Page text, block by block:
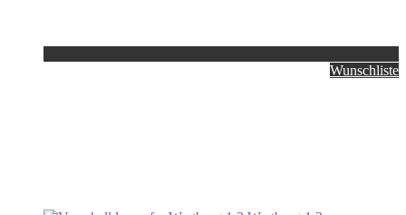
Wunschliste